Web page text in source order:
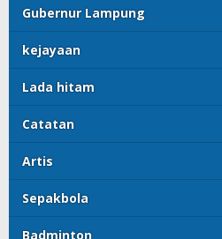
Gubernur Lampung
kejayaan
Lada hitam
Catatan
Artis
Sepakbola
Badminton